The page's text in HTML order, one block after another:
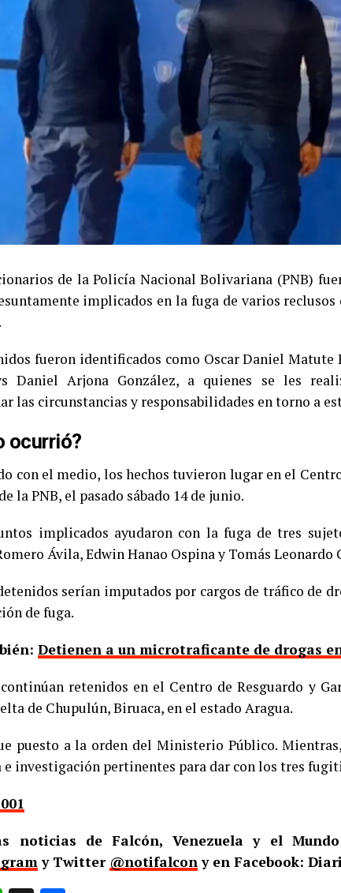
de la Policía Nacional Bolivariana (PNB)
implicados en la fuga de varios
fueron identificados como Oscar Daniel Matute
Daniel Arjona González, a quienes se les
las circunstancias y responsabilidades en torno a
ocurrió?
con el medio, los hechos tuvieron lugar en el
la PNB, el pasado sábado 14 de junio.
implicados ayudaron con la fuga de tres
Ávila, Edwin Hanao Ospina y Tomás Leonardo
serían imputados por cargos de tráfico de
de fuga.
Detienen a un microtraficante de drogas
retenidos en el Centro de Resguardo y
de Chupulún, Biruaca, en el estado Aragua.
puesto a la orden del Ministerio Público.
e investigación pertinentes para dar con los tres
noticias de Falcón, Venezuela y el
y Twitter @notifalcony en Facebook: